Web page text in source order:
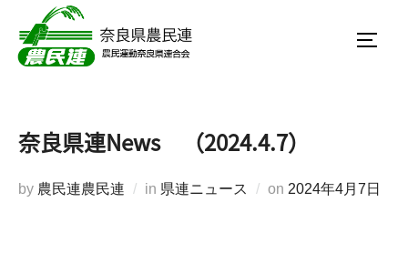
奈良県連News （2024.4.7）
by 農民連農民連 in 県連ニュース on 2024年4月7日